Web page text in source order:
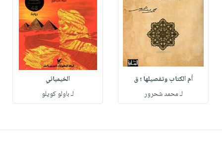
أم الكتاب وتفصيلها ؛ ق
لـ محمد شحرور
الخيميائي
لـ باولو كويلو